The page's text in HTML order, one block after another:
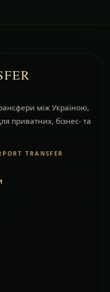
між Україною,
приватних, бізнес- та
TRANSFER